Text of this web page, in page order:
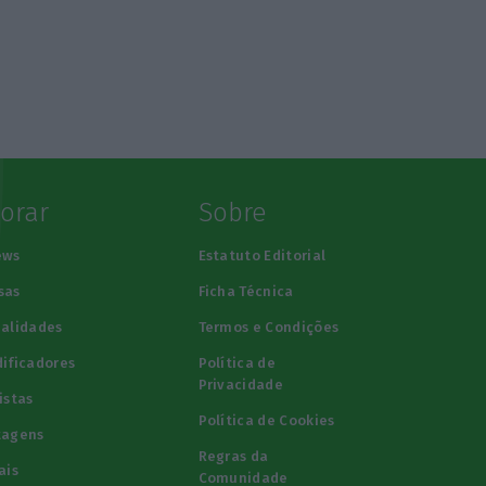
Sobre
Estatuto Editorial
Ficha Técnica
Termos e Condições
Política de
Privacidade
Política de Cookies
Regras da
Comunidade